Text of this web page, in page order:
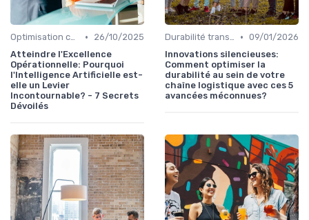
Optimisation coûts •
26/10/2025
Atteindre l'Excellence
Opérationnelle: Pourquoi
l'Intelligence Artificielle est-
elle un Levier
Incontournable? - 7 Secrets
Dévoilés
Durabilité transport • 09/01/2026
Innovations silencieuses:
Comment optimiser la
durabilité au sein de votre
chaîne logistique avec ces 5
avancées méconnues?